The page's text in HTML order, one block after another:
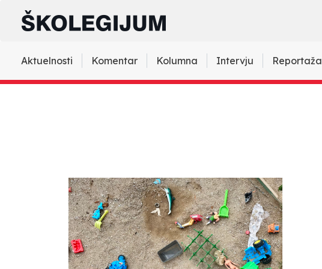
Aktuelnosti Komentar Kolumna Intervju Reportaža